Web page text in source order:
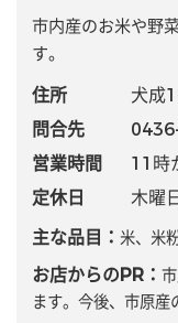
市内産のお米や野
す。
住所
犬成
問合先
営業時間
11時
定休日
木曜
主な品目： 米、米
お店からのPR：
ます。今後、市原産